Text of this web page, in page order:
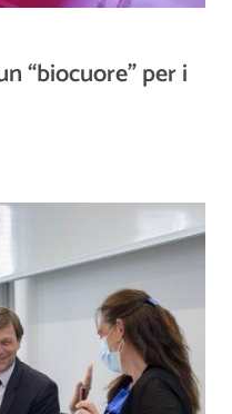
“biocuore” per i